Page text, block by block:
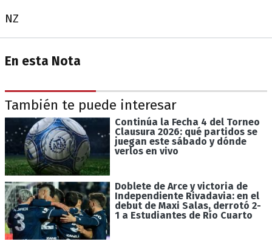
NZ
En esta Nota
También te puede interesar
Continúa la Fecha 4 del Torneo
Clausura 2026: qué partidos se
juegan este sábado y dónde
verlos en vivo
Doblete de Arce y victoria de
Independiente Rivadavia: en el
debut de Maxi Salas, derrotó 2-
1 a Estudiantes de Río Cuarto